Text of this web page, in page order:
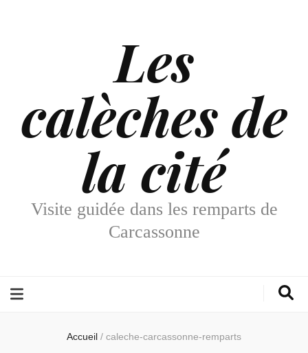
Les
calèches de
la cité
Visite guidée dans les remparts de
Carcassonne
Accueil / caleche-carcassonne-remparts